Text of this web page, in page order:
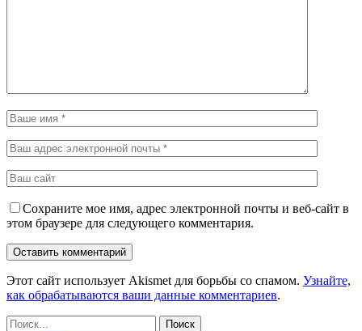
Сохраните мое имя, адрес электронной почты и веб-сайт в
этом браузере для следующего комментария.
Этот сайт использует Akismet для борьбы со спамом. Узнайте,
как обрабатываются ваши данные комментариев.